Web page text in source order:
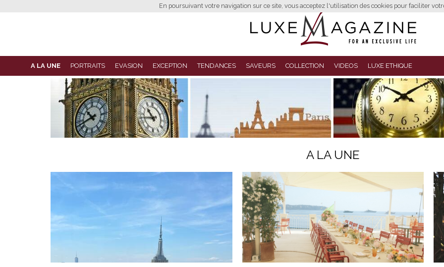
En poursuivant votre navigation sur ce site, vous acceptez l'utilisation des cookies pour faciliter
A LA UNE PORTRAITS EVASION EXCEPTION TENDANCES SAVEURS COLLECTION VIDEOS LUXE ETHIQUE
A LA UNE